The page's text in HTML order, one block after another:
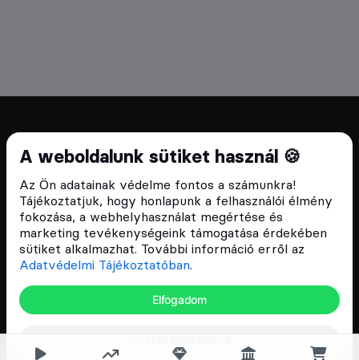
A weboldalunk sütiket használ 🍪
Az Ön adatainak védelme fontos a számunkra!
Tájékoztatjuk, hogy honlapunk a felhasználói élmény
fokozása, a webhelyhasználat megértése és
marketing tevékenységeink támogatása érdekében
sütiket alkalmazhat. További információ erről az
Adatvédelmi Tájékoztatóban.
Elfogadom
Cryptofalka 2018 óta
Szívünkön viseljük a blokklánc technológia
népszerűsítését Magyarországon, ezért 2018 óta a
Cryptofalka célja, hogy biztosítsa a hazai közösség
és vállalatok digitális oktatását és fejlődését.
Oldalak
Árfolyamok